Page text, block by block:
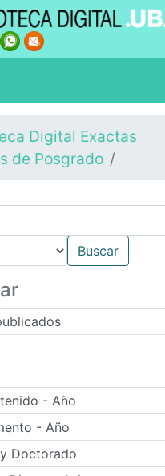
Digital Exactas
de Posgrado
- Año
- Año
Doctorado